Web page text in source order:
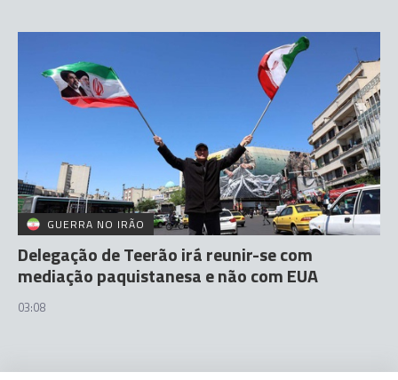
GUERRA NO IRÃO
Delegação de Teerão irá reunir-se com
mediação paquistanesa e não com EUA
03:08